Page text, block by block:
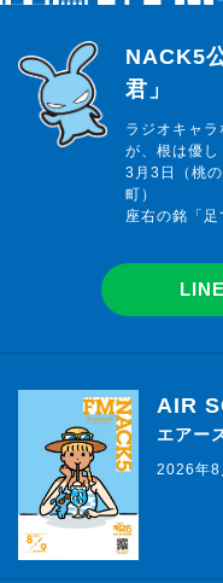
らじっと君
NACK5
君」
ラジオキャ
が、根は優し
3月3日（桃
町）
座右の銘「足
AIR
エアー
2026年8